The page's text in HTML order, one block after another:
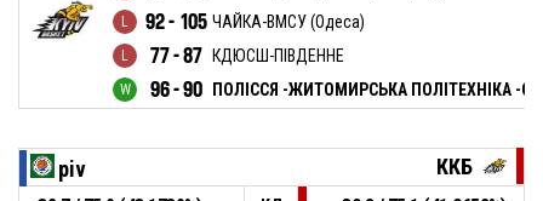
92 - 105 ЧАЙКА-ВМСУ (Одеса)
77 - 87 КДЮСШ-ПІВДЕННЕ
96 - 90 ПОЛІССЯ -ЖИТОМИРСЬКА ПОЛІТЕХНІКА -
piv ККБ